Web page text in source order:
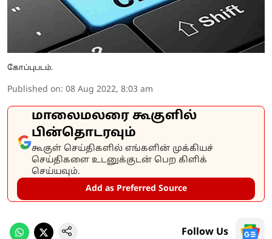
கோப்புபடம்.
Published on: 08 Aug 2022, 8:03 am
மாலைமலரை கூகுளில்
பின்தொடரவும்
கூகுள் செய்திகளில் எங்களின் முக்கியச்
செய்திகளை உடனுக்குடன் பெற கிளிக்
செய்யவும்.
Add as Preferred Source
Follow Us